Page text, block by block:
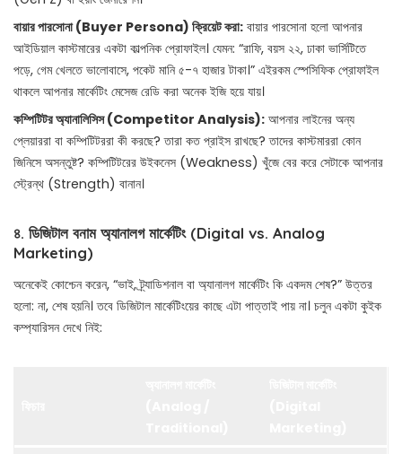
বায়ার পারসোনা (Buyer Persona) ক্রিয়েট করা: বায়ার পারসোনা হলো আপনার
আইডিয়াল কাস্টমারের একটা কাল্পনিক প্রোফাইল। যেমন: “রাফি, বয়স ২২, ঢাকা ভার্সিটিতে
পড়ে, গেম খেলতে ভালোবাসে, পকেট মানি ৫-৭ হাজার টাকা।” এইরকম স্পেসিফিক প্রোফাইল
থাকলে আপনার মার্কেটিং মেসেজ রেডি করা অনেক ইজি হয়ে যায়।
কম্পিটিটর অ্যানালিসিস (Competitor Analysis): আপনার লাইনের অন্য
প্লেয়াররা বা কম্পিটিটররা কী করছে? তারা কত প্রাইস রাখছে? তাদের কাস্টমাররা কোন
জিনিসে অসন্তুষ্ট? কম্পিটিটরের উইকনেস (Weakness) খুঁজে বের করে সেটাকে আপনার
স্ট্রেন্থ (Strength) বানান।
৪. ডিজিটাল বনাম অ্যানালগ মার্কেটিং (Digital vs. Analog
Marketing)
অনেকেই কোশ্চেন করেন, “ভাই, ট্র্যাডিশনাল বা অ্যানালগ মার্কেটিং কি একদম শেষ?” উত্তর
হলো: না, শেষ হয়নি। তবে ডিজিটাল মার্কেটিংয়ের কাছে এটা পাত্তাই পায় না। চলুন একটা কুইক
কম্প্যারিসন দেখে নিই: